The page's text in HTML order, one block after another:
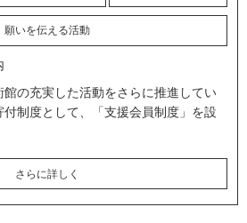
願いを伝える活動
の充実した活動をさらに推進してい
制度として、「支援会員制度」を設
さらに詳しく